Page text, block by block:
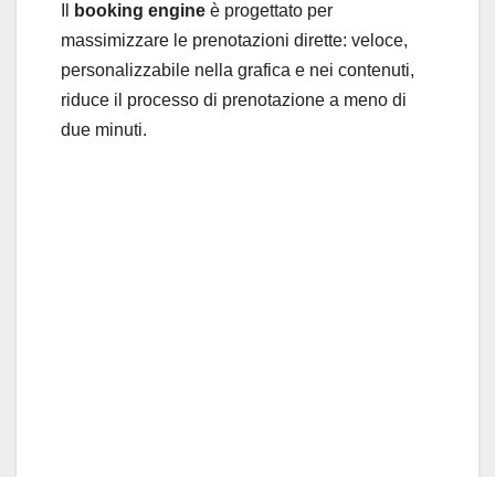
booking engine è progettato per
massimizzare le prenotazioni dirette: veloce,
personalizzabile nella grafica e nei contenuti,
riduce il processo di prenotazione a meno di
due minuti.